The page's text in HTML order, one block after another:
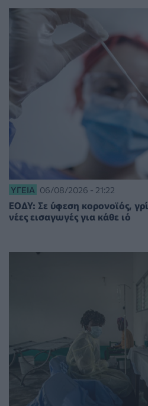
ΥΓΕΊΑ 06/08/2026 - 21:22
ΕΟΔΥ: Σε ύφεση κορονοϊός,
νέες εισαγωγές για κάθε ιό